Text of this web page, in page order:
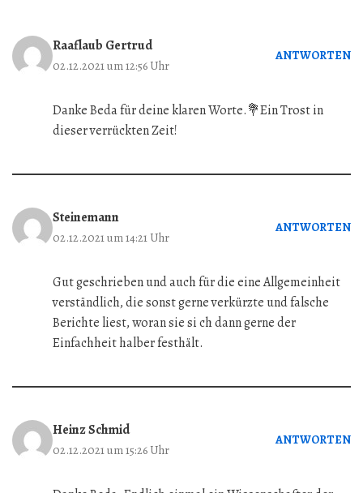
Raaflaub Gertrud
02.12.2021 um 12:56 Uhr
ANTWORTEN
Danke Beda für deine klaren Worte.💐Ein Trost in
dieser verrückten Zeit!
Steinemann
02.12.2021 um 14:21 Uhr
ANTWORTEN
Gut geschrieben und auch für die eine Allgemeinheit
verständlich, die sonst gerne verkürzte und falsche
Berichte liest, woran sie si ch dann gerne der
Einfachheit halber festhält.
Heinz Schmid
02.12.2021 um 15:26 Uhr
ANTWORTEN